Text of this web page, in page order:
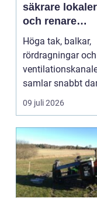
säkrare lokaler
och renare
arbetsmiljö
Höga tak, balkar,
rördragningar och
samlar snabbt
smuts och
09 juli 2026